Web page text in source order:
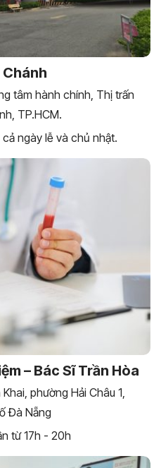
Chánh
tâm hành chính, Thị trấn
TP.HCM.
ngày lễ và chủ nhật.
– Bác Sĩ Trần Hòa
phường Hải Châu 1,
Đà Nẵng
từ 17h - 20h